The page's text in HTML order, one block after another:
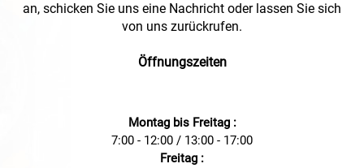
an, schicken Sie uns eine Nachricht oder lassen Sie sich
von uns zurückrufen.
Öffnungszeiten
Montag bis Freitag :
7:00 - 12:00 / 13:00 - 17:00
Freitag :